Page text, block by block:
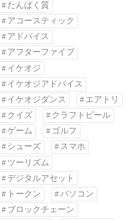
たんぱく質
アコースティック
アドバイス
アフターファイブ
イケオジ
イケオジアドバイス
イケオジダンス
エアトリ
クイズ
クラフトビール
ゲーム
ゴルフ
シューズ
スマホ
ツーリズム
デジタルアセット
トークン
パソコン
ブロックチェーン